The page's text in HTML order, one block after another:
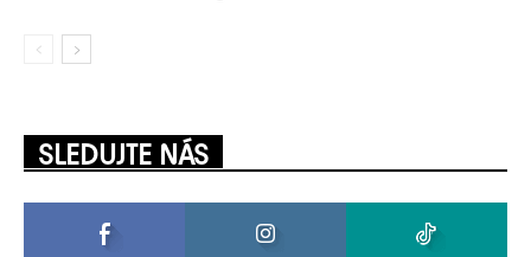
SLEDUJTE NÁS